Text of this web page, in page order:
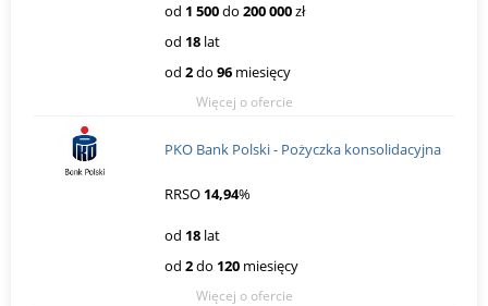
od 1 500do 200 000zł
od 18 lat
od 2do 96 miesięcy
Więcej o ofercie
PKO Bank Polski - Pożyczka konsolidacyjna
RRSO 14,94%
od 18 lat
od 2do 120 miesięcy
Więcej o ofercie